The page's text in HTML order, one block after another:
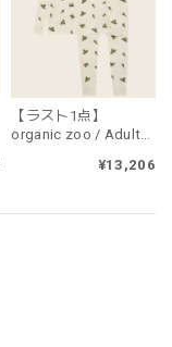
【ラスト1点】
organic zoo / Adult
上下セット販売）¥13,206